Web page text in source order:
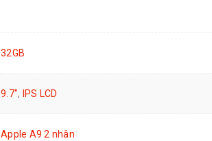
32GB
9.7", IPS LCD
Apple A9 2 nhân